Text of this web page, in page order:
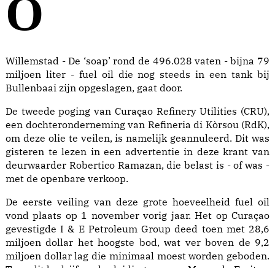
Willemstad - De ‘soap’ rond de 496.028 vaten - bijna 79
miljoen liter - fuel oil die nog steeds in een tank bij
Bullenbaai zijn opgeslagen, gaat door.
De tweede poging van Curaçao Refinery Utilities (CRU),
een dochteronderneming van Refineria di Kòrsou (RdK),
om deze olie te veilen, is namelijk geannuleerd. Dit was
gisteren te lezen in een advertentie in deze krant van
deurwaarder Robertico Ramazan, die belast is - of was -
met de openbare verkoop.
De eerste veiling van deze grote hoeveelheid fuel oil
vond plaats op 1 november vorig jaar. Het op Curaçao
gevestigde I & E Petroleum Group deed toen met 28,6
miljoen dollar het hoogste bod, wat ver boven de 9,2
miljoen dollar lag die minimaal moest worden geboden.